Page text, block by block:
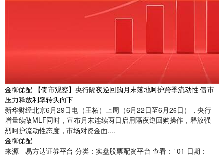
金御优配 【债市观察】央行隔夜逆回购月末落地呵护跨季流动性 债市
压力释放利率转头向下
新华财经北京6月29日电（王柘）上周（6月22日至6月26日），央行
增量续做MLF同时，宣布月末连续两日启用隔夜逆回购操作，释放强
烈呵护流动性态度，市场对资金面....
金御优配
来源：易方达证券平台 分类：实盘股票配资平台 查看：101 日期：